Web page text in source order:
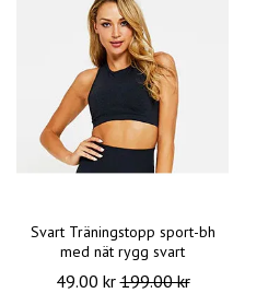
Svart Träningstopp sport-bh
med nät rygg svart
49.00 kr199.00 kr